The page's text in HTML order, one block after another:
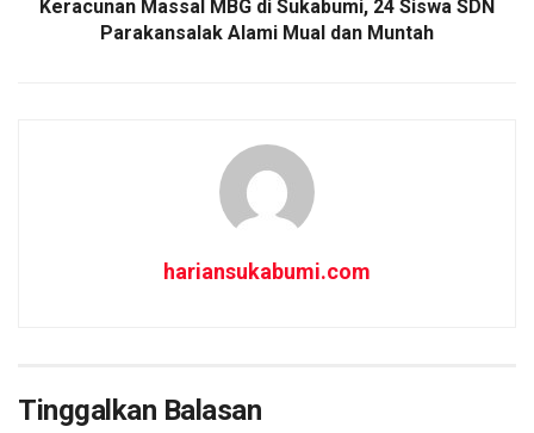
Keracunan Massal MBG di Sukabumi, 24 Siswa SDN
Parakansalak Alami Mual dan Muntah
hariansukabumi.com
Tinggalkan Balasan